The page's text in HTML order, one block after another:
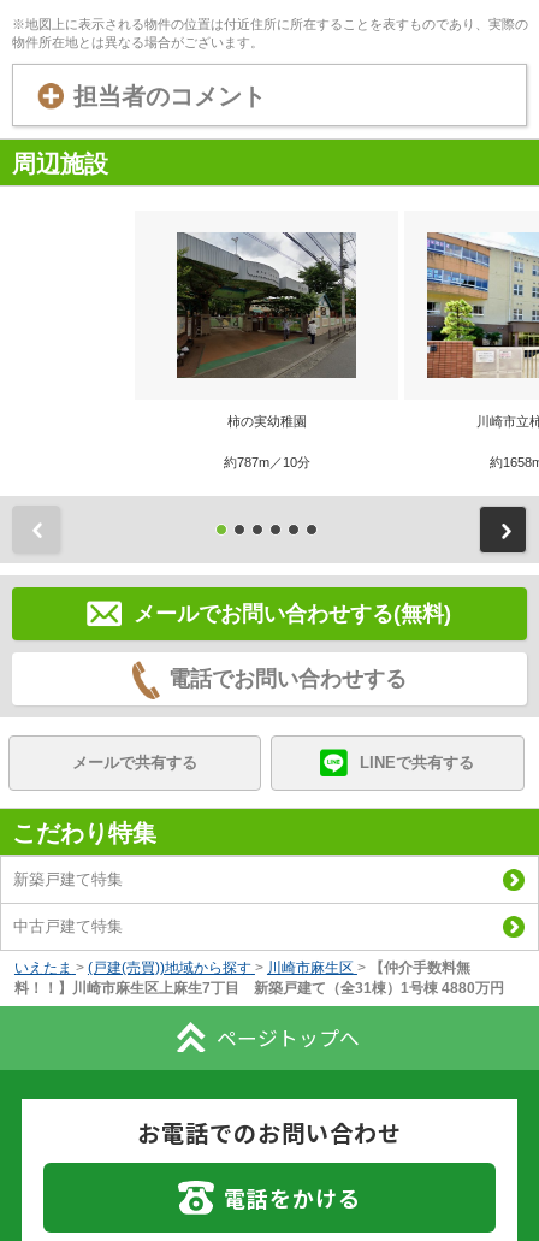
※地図上に表示される物件の位置は付近住所に所在することを表すものであり、実際の
物件所在地とは異なる場合がございます。
担当者のコメント
周辺施設
柿の実幼稚園
約787m／10分
川崎市立
約
メールでお問い合わせする(無料)
電話でお問い合わせする
メールで共有する LINEで共有する
こだわり特集
新築戸建て特集
中古戸建て特集
いえたま > (戸建(売買))地域から探す > 川崎市麻生区 >
【仲介手数料無
料！！】川崎市麻生区上麻生7丁目 新築戸建て（全31棟）1号棟 4880万円
ページトップへ
お電話でのお問い合わせ
電話をかける